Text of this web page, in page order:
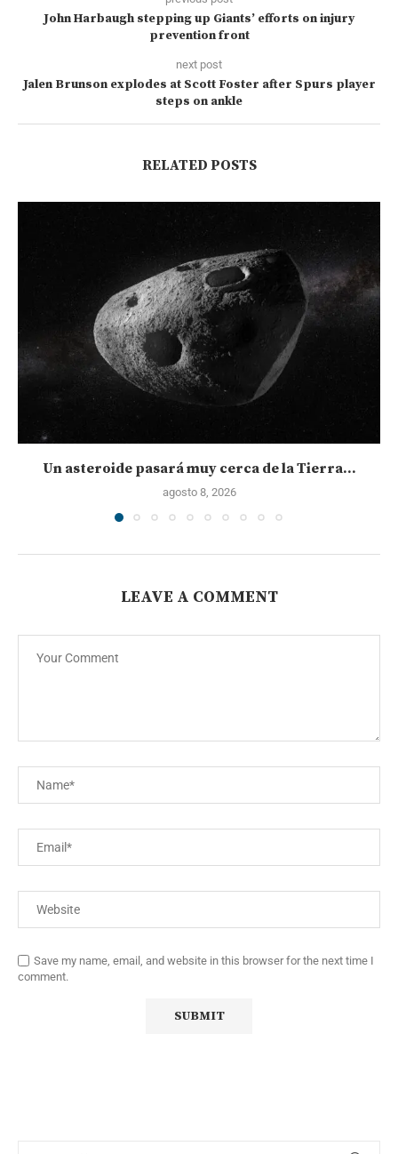
John Harbaugh stepping up Giants’ efforts on injury
prevention front
next post
Jalen Brunson explodes at Scott Foster after Spurs player
steps on ankle
RELATED POSTS
Un asteroide pasará muy cerca de la Tierra...
agosto 8, 2026
LEAVE A COMMENT
Save my name, email, and website in this browser for the next time I
comment.